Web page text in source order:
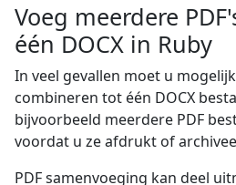
Voeg meerdere
één DOCX in Ruby
In veel gevallen moet u
combineren tot één DOCX
bijvoorbeeld meerdere PDF
voordat u ze afdrukt of
PDF samenvoeging kan deel